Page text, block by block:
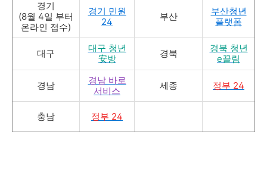
경기
(8월 4일 부터
온라인 접수)
경기 민원
24
부산
부산청년
플랫폼
대구
대구 청년
安방
경북
경북 청년
e끌림
경남
경남 바로
서비스
세종 정부 24
충남 정부 24